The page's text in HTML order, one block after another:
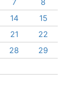
14
15
21
22
28
29